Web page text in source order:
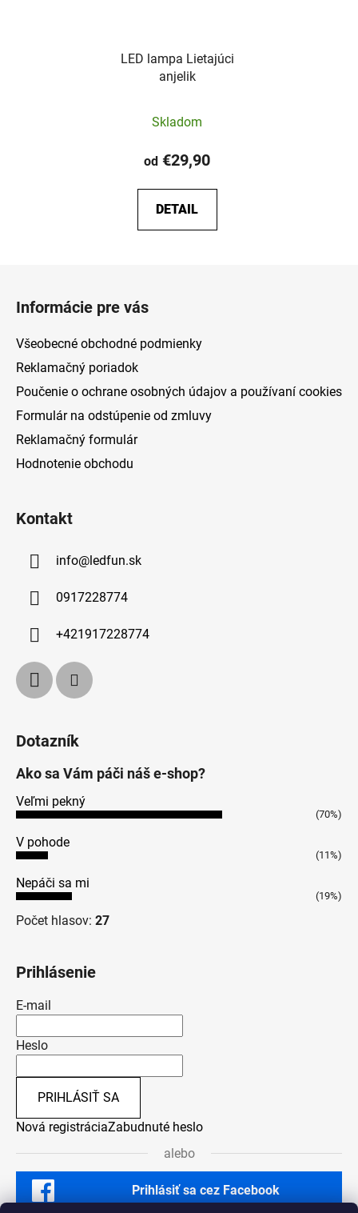
LED lampa Lietajúci
anjelik
hodnotenie
produktu
5,0
z
Skladom
od €29,90
DETAIL
Informácie pre vás
Všeobecné obchodné podmienky
Reklamačný poriadok
Poučenie o ochrane osobných údajov a používaní cookies
Formulár na odstúpenie od zmluvy
Reklamačný formulár
Hodnotenie obchodu
Kontakt
info@ledfun.sk
0917228774
+421917228774
Dotazník
Ako sa Vám páči náš e-shop?
Veľmi pekný
(70%)
V pohode
(11%)
Nepáči sa mi
(19%)
Počet hlasov: 27
Prihlásenie
E-mail
Heslo
PRIHLÁSIŤ SA
Nová registráciaZabudnuté heslo
alebo
Prihlásiť sa cez Facebook